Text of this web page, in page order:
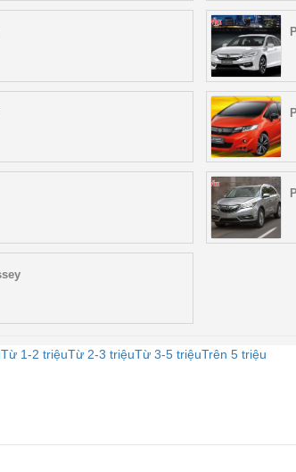
Từ 1-2 triệuTừ 2-3 triệuTừ 3-5 triệuTrên 5 triệu